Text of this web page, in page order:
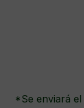
*Se enviará